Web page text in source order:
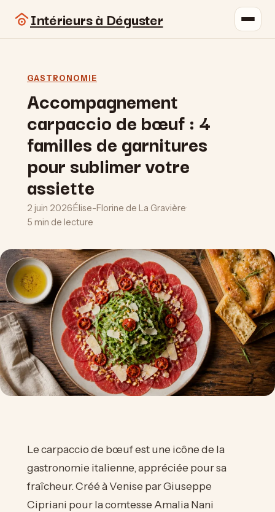
Intérieurs à Déguster
GASTRONOMIE
Accompagnement
carpaccio de bœuf : 4
familles de garnitures
pour sublimer votre
assiette
2 juin 2026·Élise-Florine de La Gravière·
5 min de lecture
Le carpaccio de bœuf est une icône de la
gastronomie italienne, appréciée pour sa
fraîcheur. Créé à Venise par Giuseppe
Cipriani pour la comtesse Amalia Nani